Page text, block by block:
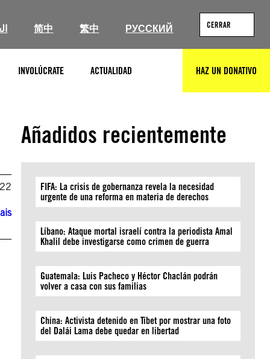
简中 繁中 РУССКИЙ CERRAR
INVOLÚCRATE ACTUALIDAD HAZ UN DONATIVO
Añadidos recientemente
FIFA: La crisis de gobernanza revela la necesidad
urgente de una reforma en materia de derechos
Líbano: Ataque mortal israelí contra la periodista Amal
Khalil debe investigarse como crimen de guerra
Guatemala: Luis Pacheco y Héctor Chaclán podrán
volver a casa con sus familias
China: Activista detenido en Tíbet por mostrar una foto
del Dalái Lama debe quedar en libertad